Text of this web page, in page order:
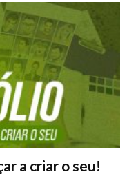
a criar o seu!